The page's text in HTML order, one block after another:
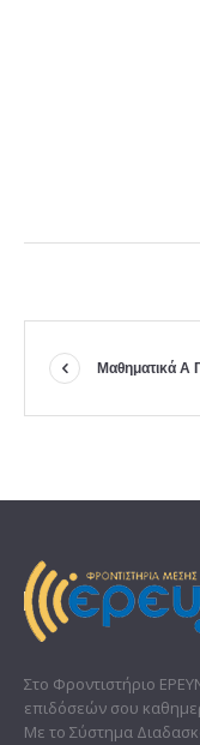
Μαθηματικά Α
Στο Φροντιστήριο
επιδόσεών σου
Με το Σύστημα